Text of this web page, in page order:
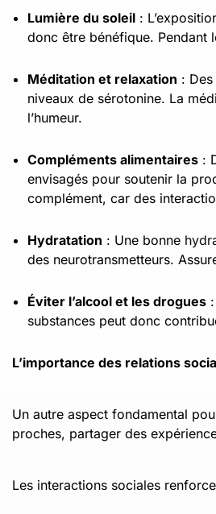
Lumière du soleil :
donc être bénéfique. Pendant
Méditation et relaxation :
niveaux de sérotonine. La
l’humeur.
Compléments alimentaires :
envisagés pour soutenir la
complément, car des
Hydratation : Une bonne
des neurotransmetteurs.
Éviter l’alcool et les drogues
substances peut donc
L’importance des relations
Un autre aspect fondamental
proches, partager des
Les interactions sociales